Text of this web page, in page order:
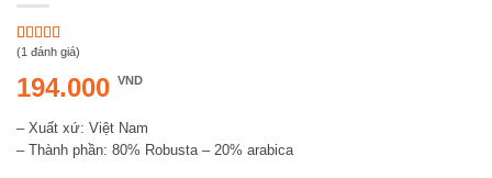
5.00trên 5
1
đánh giá
(1 đánh giá)
194.000 VND
– Xuất xứ: Việt Nam
– Thành phần: 80% Robusta – 20% arabica